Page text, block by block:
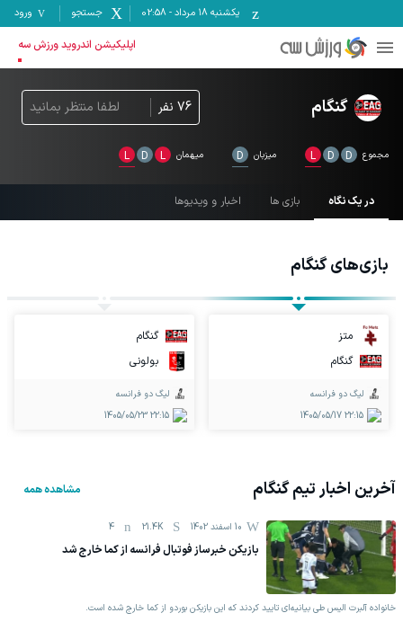
یکشنبه ۱۸ مرداد -
02:58 جستجو ورود
اپلیکیشن اندروید ورزش سه
گنگام 76 نفر لطفا منتظر بمانید
در یک نگاه بازی ها اخبار و ویدیوها
مجموع D
D
L میزبان D میهمان L
D
L
بازی‌هایگنگام
متز
گنگام
لیگ دو فرانسه
1405/05/17 22:15
گنگام
بولونی
لیگ دو فرانسه
1405/05/23 22:15
آخرین اخبار تیمگنگام مشاهده همه
10 اسفند 1402 21.4K
4
بازیکن خبرساز فوتبال فرانسه از کما خارج شد
خانواده آلبرت الیس طی بیانیه‌ای تایید کردند که این بازیکن بوردو از کما خارج شده است.